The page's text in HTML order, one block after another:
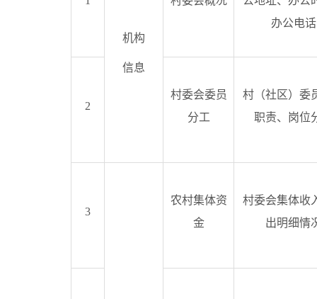
机构
信息
办公电话
2
村委会委员
分工
村（社区）委
职责、岗位
3
农村集体资
金
村委会集体收
出明细情